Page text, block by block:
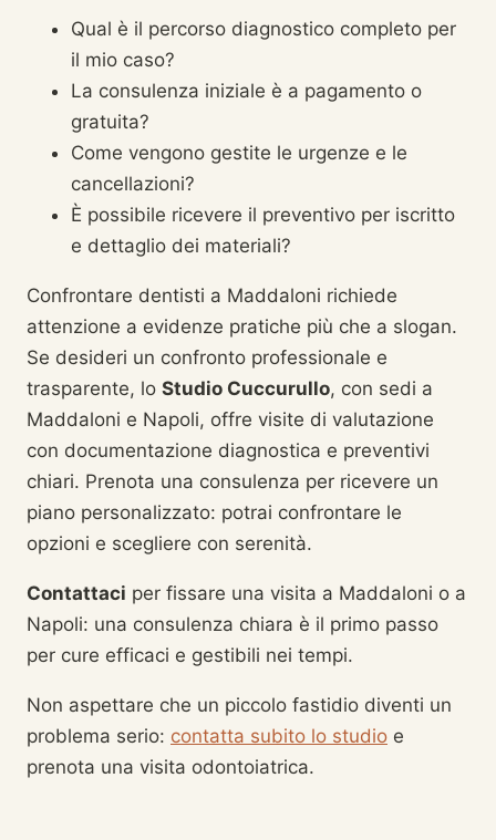
Qual è il percorso diagnostico completo per
il mio caso?
La consulenza iniziale è a pagamento o
gratuita?
Come vengono gestite le urgenze e le
cancellazioni?
È possibile ricevere il preventivo per iscritto
e dettaglio dei materiali?
Confrontare dentisti a Maddaloni richiede
attenzione a evidenze pratiche più che a slogan.
Se desideri un confronto professionale e
trasparente, lo Studio Cuccurullo, con sedi a
Maddaloni e Napoli, offre visite di valutazione
con documentazione diagnostica e preventivi
chiari. Prenota una consulenza per ricevere un
piano personalizzato: potrai confrontare le
opzioni e scegliere con serenità.
Contattaci per fissare una visita a Maddaloni o a
Napoli: una consulenza chiara è il primo passo
per cure efficaci e gestibili nei tempi.
Non aspettare che un piccolo fastidio diventi un
problema serio: contatta subito lo studio e
prenota una visita odontoiatrica.